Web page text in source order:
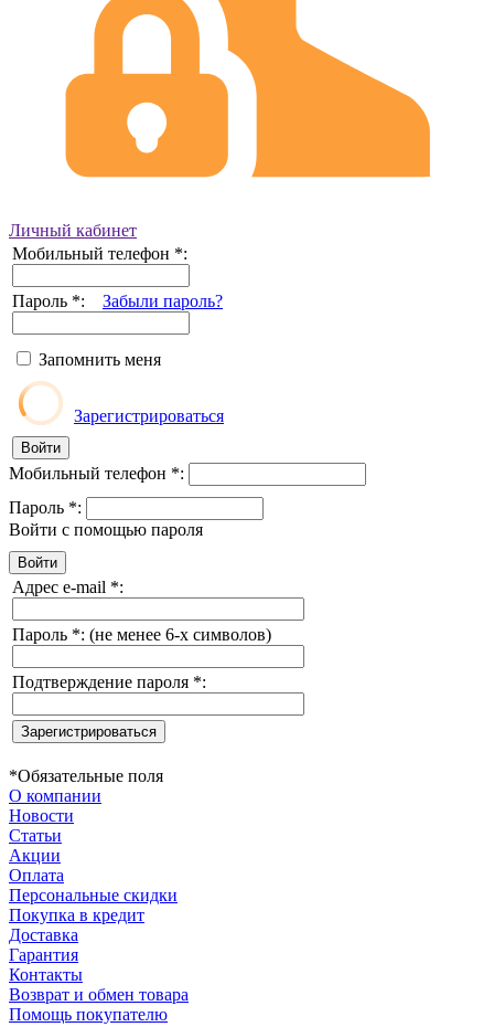
Личный кабинет
Мобильный телефон *:
Пароль *: Забыли пароль?
Запомнить меня
Зарегистрироваться
Мобильный телефон *:
Пароль *:
Войти с помощью пароля
Адрес e-mail *:
Пароль *: (не менее 6-х символов)
Подтверждение пароля *:
*Обязательные поля
О компании
Новости
Статьи
Акции
Оплата
Персональные скидки
Покупка в кредит
Доставка
Гарантия
Контакты
Возврат и обмен товара
Помощь покупателю